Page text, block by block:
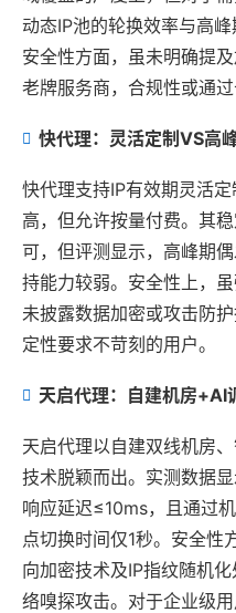
动态IP池的轮换效率与高峰
安全性方面，虽未明确提
老牌服务商，合规性或通过
快代理：灵活定制VS高
快代理支持IP有效期灵活
高，但允许按量付费。其
可，但评测显示，高峰期
持能力较弱。安全性上，
未披露数据加密或攻击防
定性要求不苛刻的用户。
天启代理：自建机房+AI
天启代理以自建双线机房
技术脱颖而出。实测数据
响应延迟≤10ms，且通过
点切换时间仅1秒。安全性
向加密技术及IP指纹随机
络嗅探攻击。对于企业级